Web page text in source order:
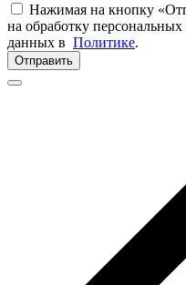
Нажимая на кнопку
на обработку
данных в Политике.
Отправить